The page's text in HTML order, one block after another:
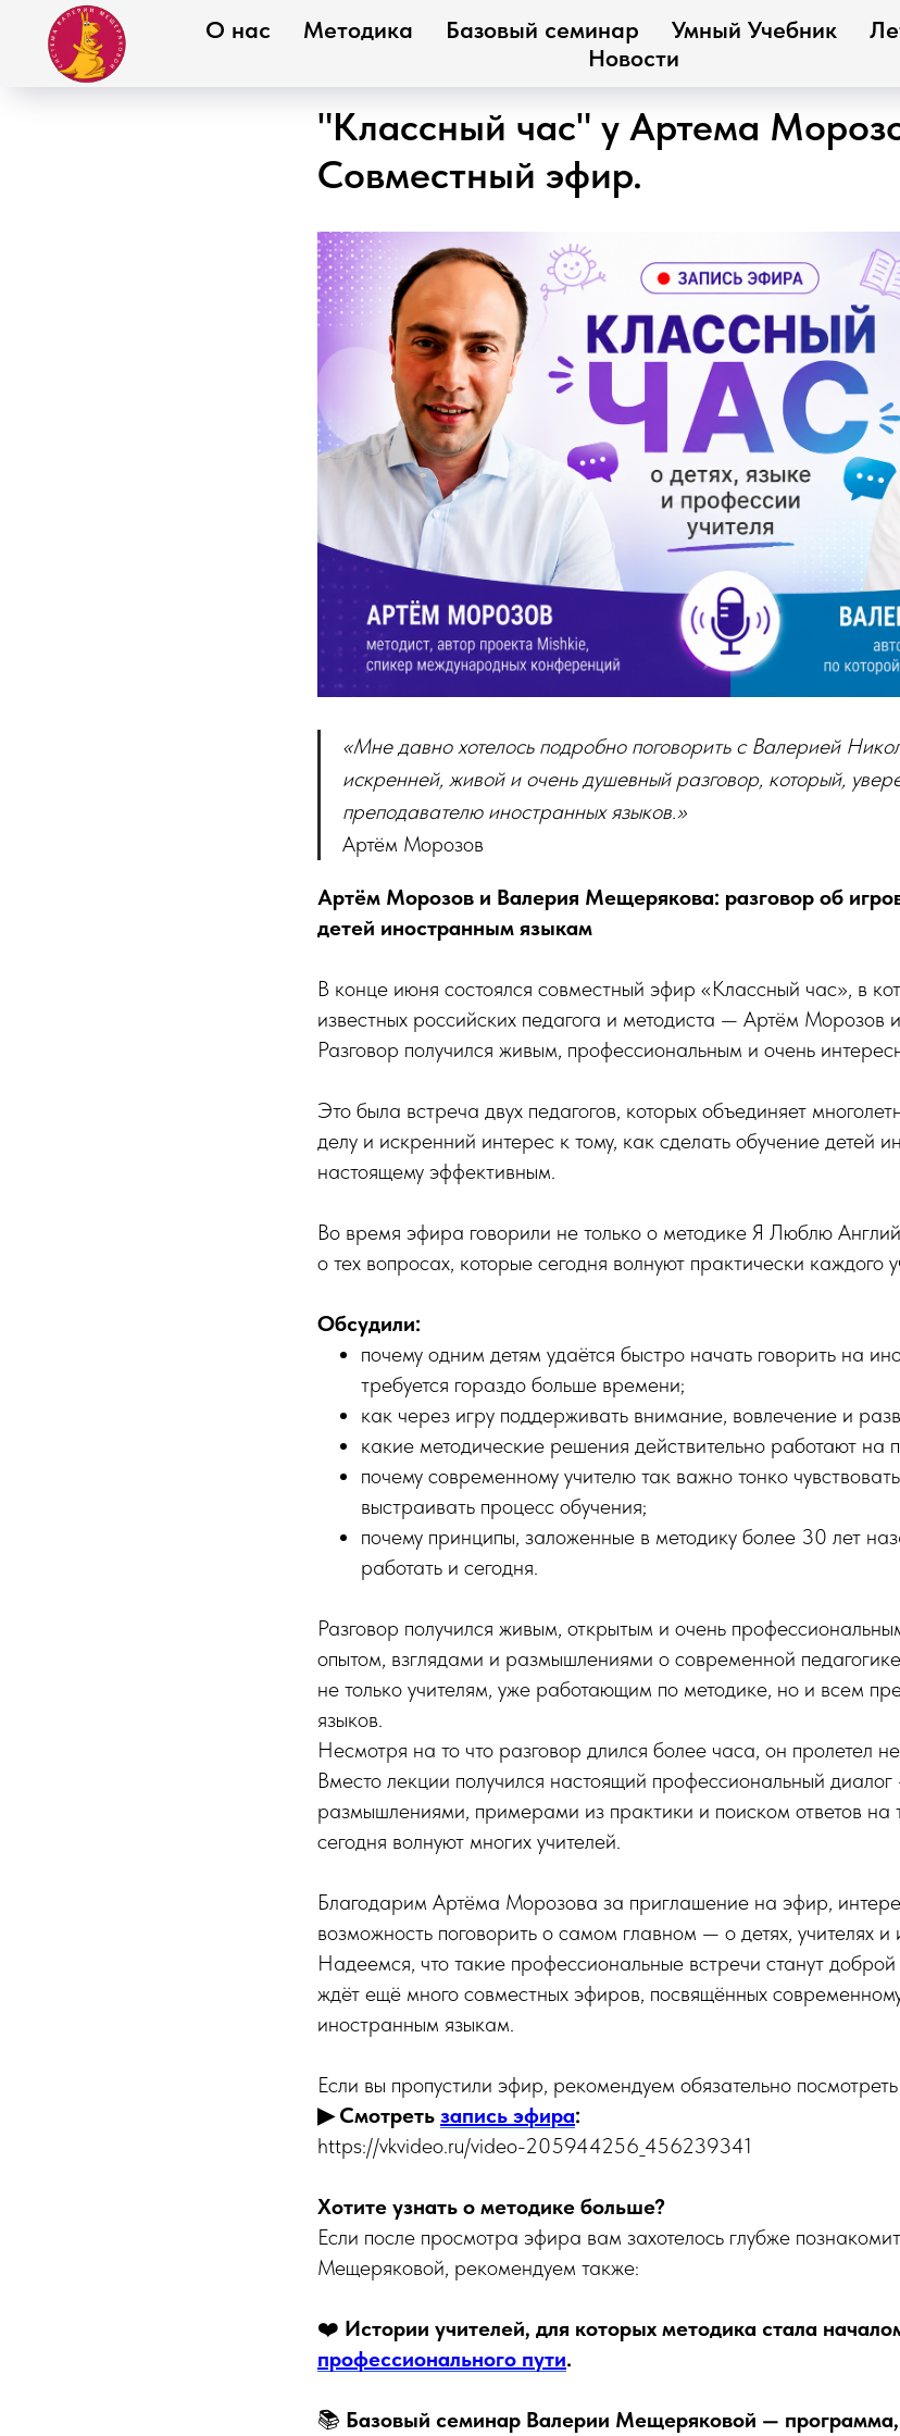
О нас Методика Базовый семинар Умный Учебник
Новости
"Классный час" у Артема
Совместный эфир.
«Мне давно хотелось подробно поговорить с Валерией
искренней, живой и очень душевный разговор, который,
преподавателю иностранных языков.»
Артём Морозов
Артём Морозов и Валерия Мещерякова: разговор об
детей иностранным языкам
В конце июня состоялся совместный эфир «Классный час», в
известных российских педагога и методиста — Артём
Разговор получился живым, профессиональным и очень
Это была встреча двух педагогов, которых объединяет
делу и искренний интерес к тому, как сделать обучение детей
настоящему эффективным.
Во время эфира говорили не только о методике Я Люблю
о тех вопросах, которые сегодня волнуют практически каждого
Обсудили:
почему одним детям удаётся быстро начать говорить на
требуется гораздо больше времени;
как через игру поддерживать внимание, вовлечение и
какие методические решения действительно работают на
почему современному учителю так важно тонко
выстраивать процесс обучения;
почему принципы, заложенные в методику более 30 лет
работать и сегодня.
Разговор получился живым, открытым и очень
опытом, взглядами и размышлениями о современной
не только учителям, уже работающим по методике, но и всем
языков.
Несмотря на то что разговор длился более часа, он пролетел
Вместо лекции получился настоящий профессиональный
размышлениями, примерами из практики и поиском ответов на
сегодня волнуют многих учителей.
Благодарим Артёма Морозова за приглашение на эфир,
возможность поговорить о самом главном — о детях, учителях и
Надеемся, что такие профессиональные встречи станут
ждёт ещё много совместных эфиров, посвящённых
иностранным языкам.
Если вы пропустили эфир, рекомендуем обязательно посмотреть
▶ Смотреть запись эфира:
https://vkvideo.ru/video-205944256_456239341
Хотите узнать о методике больше?
Если после просмотра эфира вам захотелось глубже
Мещеряковой, рекомендуем также:
❤️ Истории учителей, для которых методика стала
профессионального пути.
📚 Базовый семинар Валерии Мещеряковой — программа,